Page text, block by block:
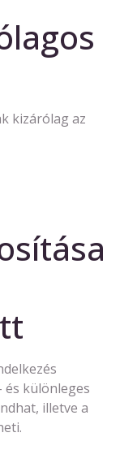
kizárólag az
és különleges
illetve a